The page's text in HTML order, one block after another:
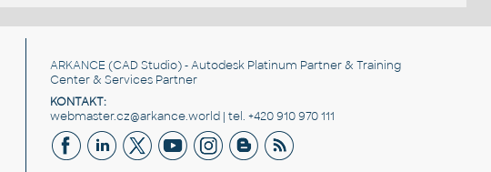
ARKANCE (CAD Studio) - Autodesk Platinum Partner & Training
Center & Services Partner
KONTAKT:
webmaster.cz@arkance.world | tel. +420 910 970 111